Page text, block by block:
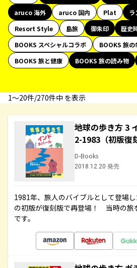
aruco 海外
aruco 国内 Plat
ラ
Resort Style
島旅 御朱印 歴史
BOOKS スペシャルコラボ
BOOKS 旅の
BOOKS 旅と健康
BOOKS 旅の読み物
1〜20件/270件中 を表示
地球の歩き方 3
2-1983（初版復
D-Books
2018.12.20 発売
1981年、旅人のバイブルとして登場
の初版が復刻版で再登場！ 当時の旅
です。